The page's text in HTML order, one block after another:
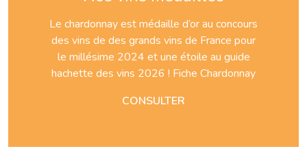
Le chardonnay est médaille d’or au concours
des vins de des grands vins de France pour
le millésime 2024 et une étoile au guide
hachette des vins 2026 ! Fiche Chardonnay
CONSULTER